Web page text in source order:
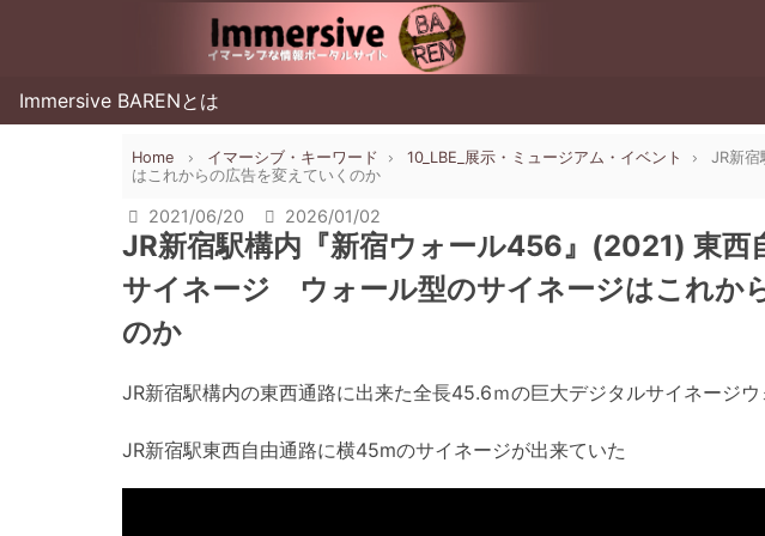
Immersive BARENとは
Home イマーシブ・キーワード 10_LBE_展示・ミュージアム・イベント
JR新
はこれからの広告を変えていくのか
2021/06/20 2026/01/02
JR新宿駅構内『新宿ウォール456』(2021) 東西
サイネージ ウォール型のサイネージはこれか
のか
JR新宿駅構内の東西通路に出来た全長45.6ｍの巨大デジタルサイネージ
JR新宿駅東西自由通路に横45mのサイネージが出来ていた